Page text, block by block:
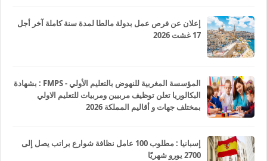
إعلان عن فرص عمل بدولة مالطا لمدة سنة كاملة آخر أجل
17 غشت 2026
المؤسسة المغربية للنهوض بالتعليم الأولي - FMPS : بشهادة
البكالوريا تعلن توظيف مربيين ومربيات للتعليم الاولي
بمختلف جهات و أقاليم المملكة 2026
إسبانيا : مطلوب 100 عامل نظافة شوارع براتب يصل إلى
2700 يورو شهريًا